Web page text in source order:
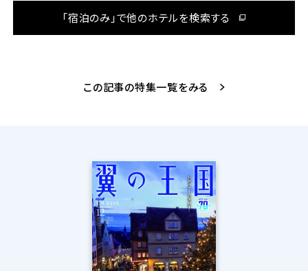
「宿泊のみ」で他のホテルを検索する
この記事の特集一覧をみる